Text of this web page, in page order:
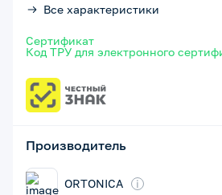
Все характеристики
Сертификат
Код ТРУ для электронного
Производитель
ORTONICA i